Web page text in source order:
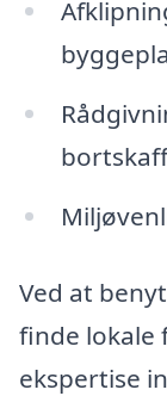
Ved at
finde lokale
ekspertise